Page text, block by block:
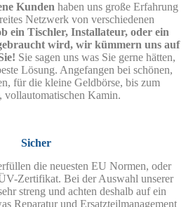
Kundenhaben uns große Erfahrung
Netzwerk von verschiedenen
ein Tischler, Installateur, oder ein
wird, wir kümmern uns auf
Sie sagen uns was Sie gerne hätten,
Lösung. Angefangen bei schönen,
für die kleine Geldbörse, bis zum
vollautomatischen Kamin.
Sicher
die neuesten EU Normen, oder
Zertifikat. Bei der Auswahl unserer
streng und achten deshalb auf ein
Reparatur und Ersatzteilmanagement